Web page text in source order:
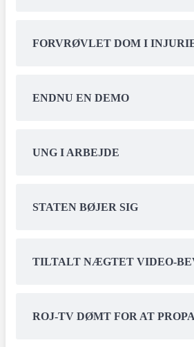
FORVRØVLET DOM I
ENDNU EN DEMO
UNG I ARBEJDE
STATEN BØJER SIG
TILTALT NÆGTET VIDEO-
ROJ-TV DØMT FOR AT